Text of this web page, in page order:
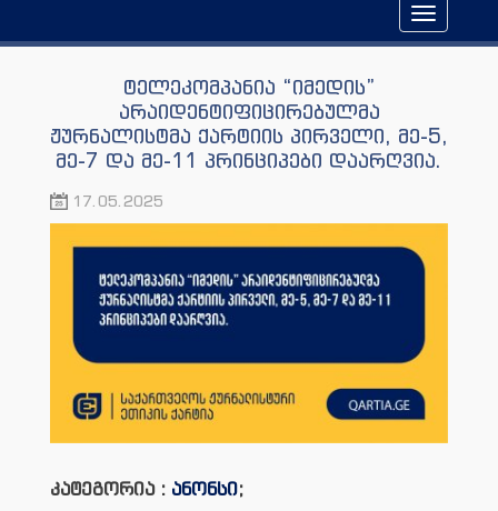
Toggle
navigation
ტელეკომპანია “იმედის”
არაიდენტიფიცირებულმა
ჟურნალისტმა ქარტიის პირველი, მე-5,
მე-7 და მე-11 პრინციპები დაარღვია.
17.05.2025
კატეგორია : ანონსი;